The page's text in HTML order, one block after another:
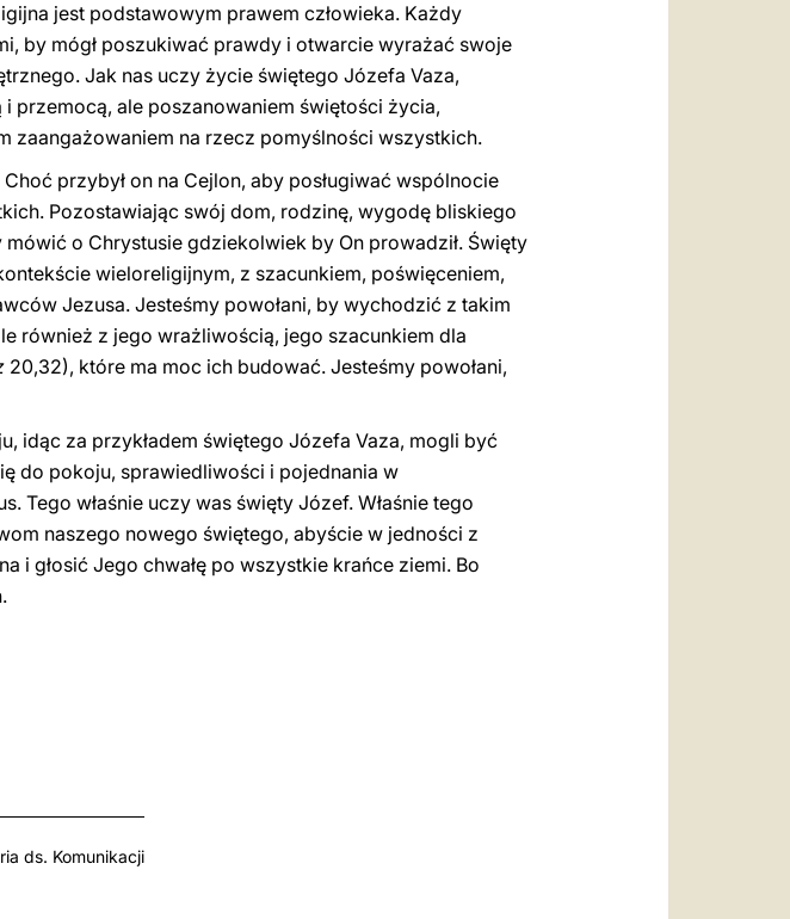
jest podstawowym prawem człowieka. Każdy
by mógł poszukiwać prawdy i otwarcie wyrażać swoje
Jak nas uczy życie świętego Józefa Vaza,
przemocą, ale poszanowaniem świętości życia,
zaangażowaniem na rzecz pomyślności wszystkich.
przybył on na Cejlon, aby posługiwać wspólnocie
Pozostawiając swój dom, rodzinę, wygodę bliskiego
o Chrystusie gdziekolwiek by On prowadził. Święty
wieloreligijnym, z szacunkiem, poświęceniem,
Jezusa. Jesteśmy powołani, by wychodzić z takim
również z jego wrażliwością, jego szacunkiem dla
20,32), które ma moc ich budować. Jesteśmy powołani,
idąc za przykładem świętego Józefa Vaza, mogli być
do pokoju, sprawiedliwości i pojednania w
Tego właśnie uczy was święty Józef. Właśnie tego
naszego nowego świętego, abyście w jedności z
i głosić Jego chwałę po wszystkie krańce ziemi. Bo
ds. Komunikacji